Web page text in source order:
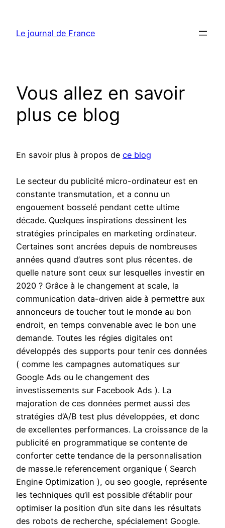
contenu
Le journal de France
Vous allez en savoir
plus ce blog
En savoir plus à propos de ce blog
Le secteur du publicité micro-ordinateur est en
constante transmutation, et a connu un
engouement bosselé pendant cette ultime
décade. Quelques inspirations dessinent les
stratégies principales en marketing ordinateur.
Certaines sont ancrées depuis de nombreuses
années quand d’autres sont plus récentes. de
quelle nature sont ceux sur lesquelles investir en
2020 ? Grâce à le changement at scale, la
communication data-driven aide à permettre aux
annonceurs de toucher tout le monde au bon
endroit, en temps convenable avec le bon une
demande. Toutes les régies digitales ont
développés des supports pour tenir ces données
( comme les campagnes automatiques sur
Google Ads ou le changement des
investissements sur Facebook Ads ). La
majoration de ces données permet aussi des
stratégies d’A/B test plus développées, et donc
de excellentes performances. La croissance de la
publicité en programmatique se contente de
conforter cette tendance de la personnalisation
de masse.le referencement organique ( Search
Engine Optimization ), ou seo google, représente
les techniques qu’il est possible d’établir pour
optimiser la position d’un site dans les résultats
des robots de recherche, spécialement Google.